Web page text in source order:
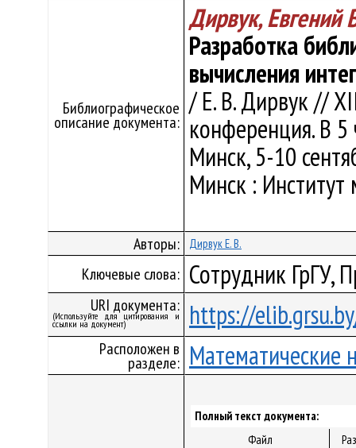
Библиографическое
описание документа:
Дирвук, Евгений
Разработка
вычисления
/ Е. В. Дирвук //
конференция. В
Минск, 5-10
Минск :
Авторы: Дирвук Е. В.
Ключевые слова: Сотрудник ГрГУ,
URI документа:
(Используйте для цитирования и
ссылки на документ) https://
Расположен в
разделе: Математические
Полный текст документа:
Файл